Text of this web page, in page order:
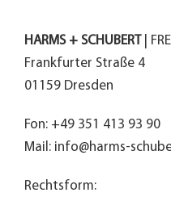
HARMS + SCHUBERT|
Frankfurter Straße 4
01159 Dresden
Fon: +49 351 413 93 90
Mail: info@harms-
Rechtsform: